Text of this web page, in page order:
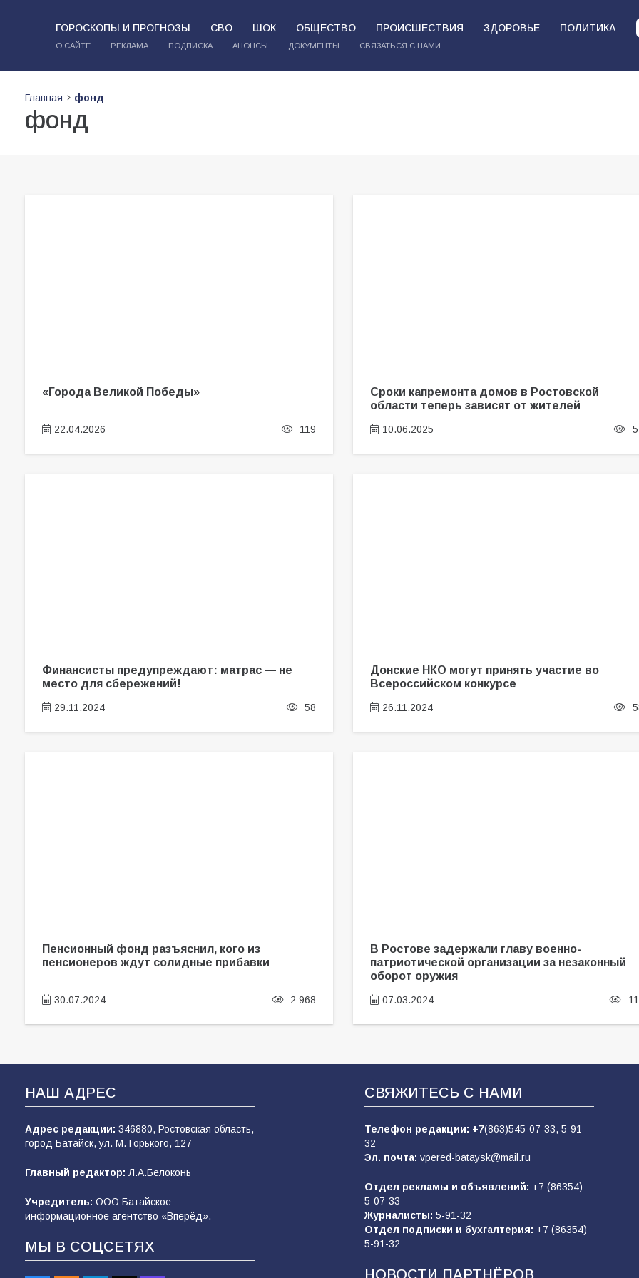
ГОРОСКОПЫ И ПРОГНОЗЫ СВО ШОК ОБЩЕСТВО ПРОИСШЕСТВИЯ ЗДОРОВЬЕ ПОЛИТИКА
О САЙТЕ РЕКЛАМА ПОДПИСКА АНОНСЫ ДОКУМЕНТЫ СВЯЗАТЬСЯ С НАМИ
Главная фонд
фонд
«Города Великой Победы»
22.04.2026 119
Сроки капремонта домов в Ростовской
области теперь зависят от жителей
10.06.2025
Финансисты предупреждают: матрас — не
место для сбережений!
29.11.2024 58
Донские НКО могут принять участие во
Всероссийском конкурсе
26.11.2024
Пенсионный фонд разъяснил, кого из
пенсионеров ждут солидные прибавки
30.07.2024 2 968
В Ростове задержали главу военно-
патриотической организации за незаконный
оборот оружия
07.03.2024
НАШ АДРЕС
Адрес редакции: 346880, Ростовская область,
город Батайск, ул. М. Горького, 127
Главный редактор: Л.А.Белоконь
Учредитель: ООО Батайское
информационное агентство «Вперёд».
МЫ В СОЦСЕТЯХ
СВЯЖИТЕСЬ С НАМИ
Телефон редакции: +7(863)545-07-33, 5-91-
32
Эл. почта: vpered-bataysk@mail.ru
Отдел рекламы и объявлений: +7 (86354)
5-07-33
Журналисты: 5-91-32
Отдел подписки и бухгалтерия: +7 (86354)
5-91-32
НОВОСТИ ПАРТНЁРОВ